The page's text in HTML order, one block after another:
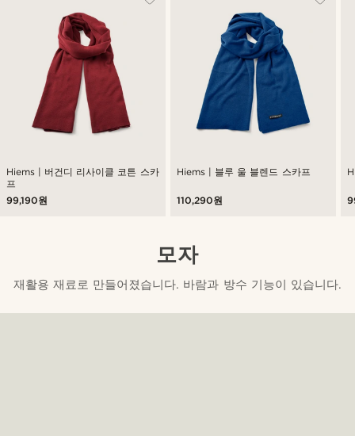
Hiems | 버건디 리사이클 코튼 스카
프
99,190원
Hiems | 블루 울 블렌드 스카프
110,290원
모자
재활용 재료로 만들어졌습니다. 바람과 방수 기능이 있습니다.